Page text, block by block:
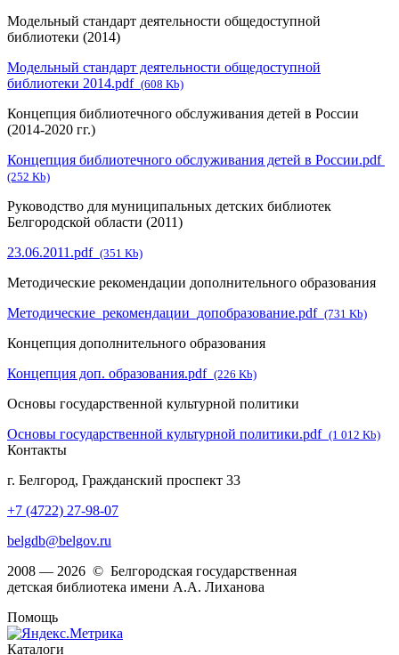
Модельный стандарт деятельности общедоступной
библиотеки (2014)
Модельный стандарт деятельности общедоступной
библиотеки 2014.pdf (608 Kb)
Концепция библиотечного обслуживания детей в России
(2014-2020 гг.)
Концепция библиотечного обслуживания детей в России.pdf
(252 Kb)
Руководство для муниципальных детских библиотек
Белгородской области (2011)
23.06.2011.pdf (351 Kb)
Методические рекомендации дополнительного образования
Методические_рекомендации_допобразование.pdf (731 Kb)
Концепция дополнительного образования
Концепция доп. образования.pdf (226 Kb)
Основы государственной культурной политики
Основы государственной культурной политики.pdf (1 012 Kb)
Контакты
г. Белгород, Гражданский проспект 33
+7 (4722) 27-98-07
belgdb@belgov.ru
2008 — 2026 © Белгородская государственная
детская библиотека имени А.А. Лиханова
Помощь
Каталоги